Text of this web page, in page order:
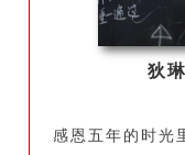
狄
感恩五年的时光